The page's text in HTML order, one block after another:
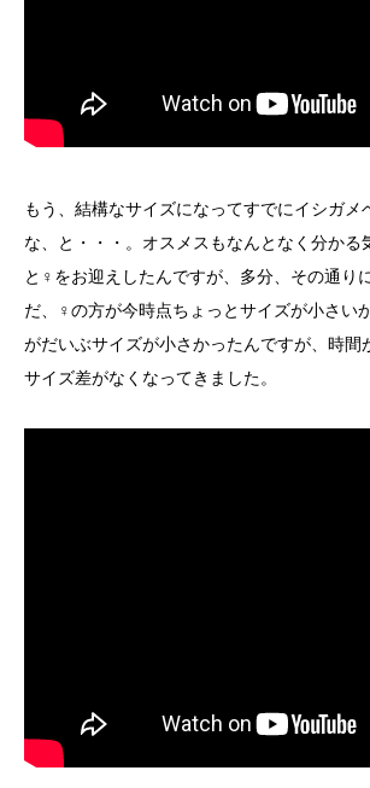
もう、結構なサイズになってすでにイシガメ
な、と・・・。オスメスもなんとなく分かる
と♀をお迎えしたんですが、多分、その通り
だ、♀の方が今時点ちょっとサイズが小さい
がだいぶサイズが小さかったんですが、時間
サイズ差がなくなってきました。